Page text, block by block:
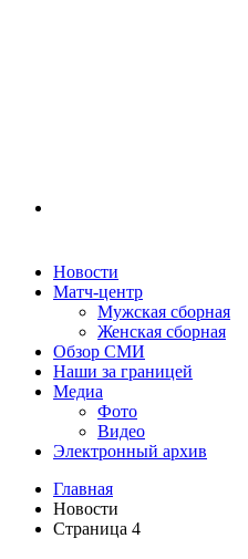
Новости
Матч-центр
Мужская сборная
Женская сборная
Обзор СМИ
Наши за границей
Медиа
Фото
Видео
Электронный архив
Главная
Новости
Страница 4